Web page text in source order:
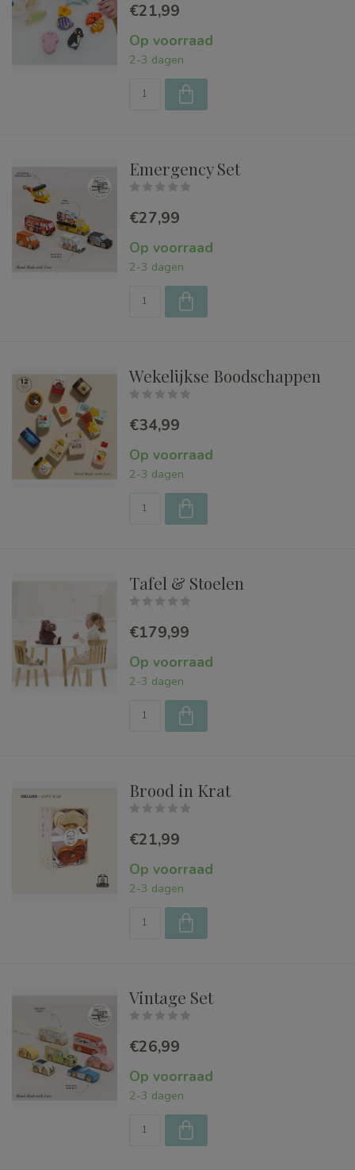
€21,99
Op voorraad
2-3 dagen
Emergency Set
€27,99
Op voorraad
2-3 dagen
Wekelijkse Boodschappen
€34,99
Op voorraad
2-3 dagen
Tafel & Stoelen
€179,99
Op voorraad
2-3 dagen
Brood in Krat
€21,99
Op voorraad
2-3 dagen
Vintage Set
€26,99
Op voorraad
2-3 dagen